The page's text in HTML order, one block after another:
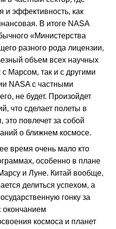
и эффективность, как
В итоге NASA
«Министерства
разного рода лицензии,
объем всех научных
Марсом, так и с другими
NASA с частными
не будет. Произойдет
что сделает полеты в
повлечет за собой
о ближнем космосе.
время очень мало кто
особенно в плане
и Луне. Китай вообще,
делиться успехом, а
гонку за
окончанием
космоса и планет